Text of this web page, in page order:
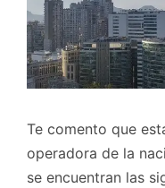
Te comento que
operadora de la
se encuentran las